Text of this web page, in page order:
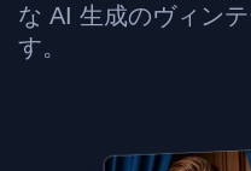
な AI 生成のヴィン
す。